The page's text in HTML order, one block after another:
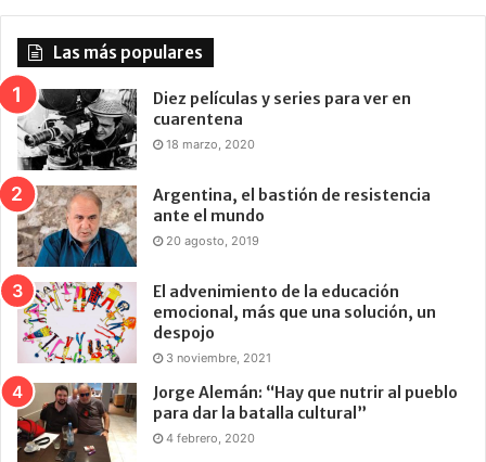
Las más populares
Diez películas y series para ver en
cuarentena
18 marzo, 2020
Argentina, el bastión de resistencia
ante el mundo
20 agosto, 2019
El advenimiento de la educación
emocional, más que una solución, un
despojo
3 noviembre, 2021
Jorge Alemán: “Hay que nutrir al pueblo
para dar la batalla cultural”
4 febrero, 2020